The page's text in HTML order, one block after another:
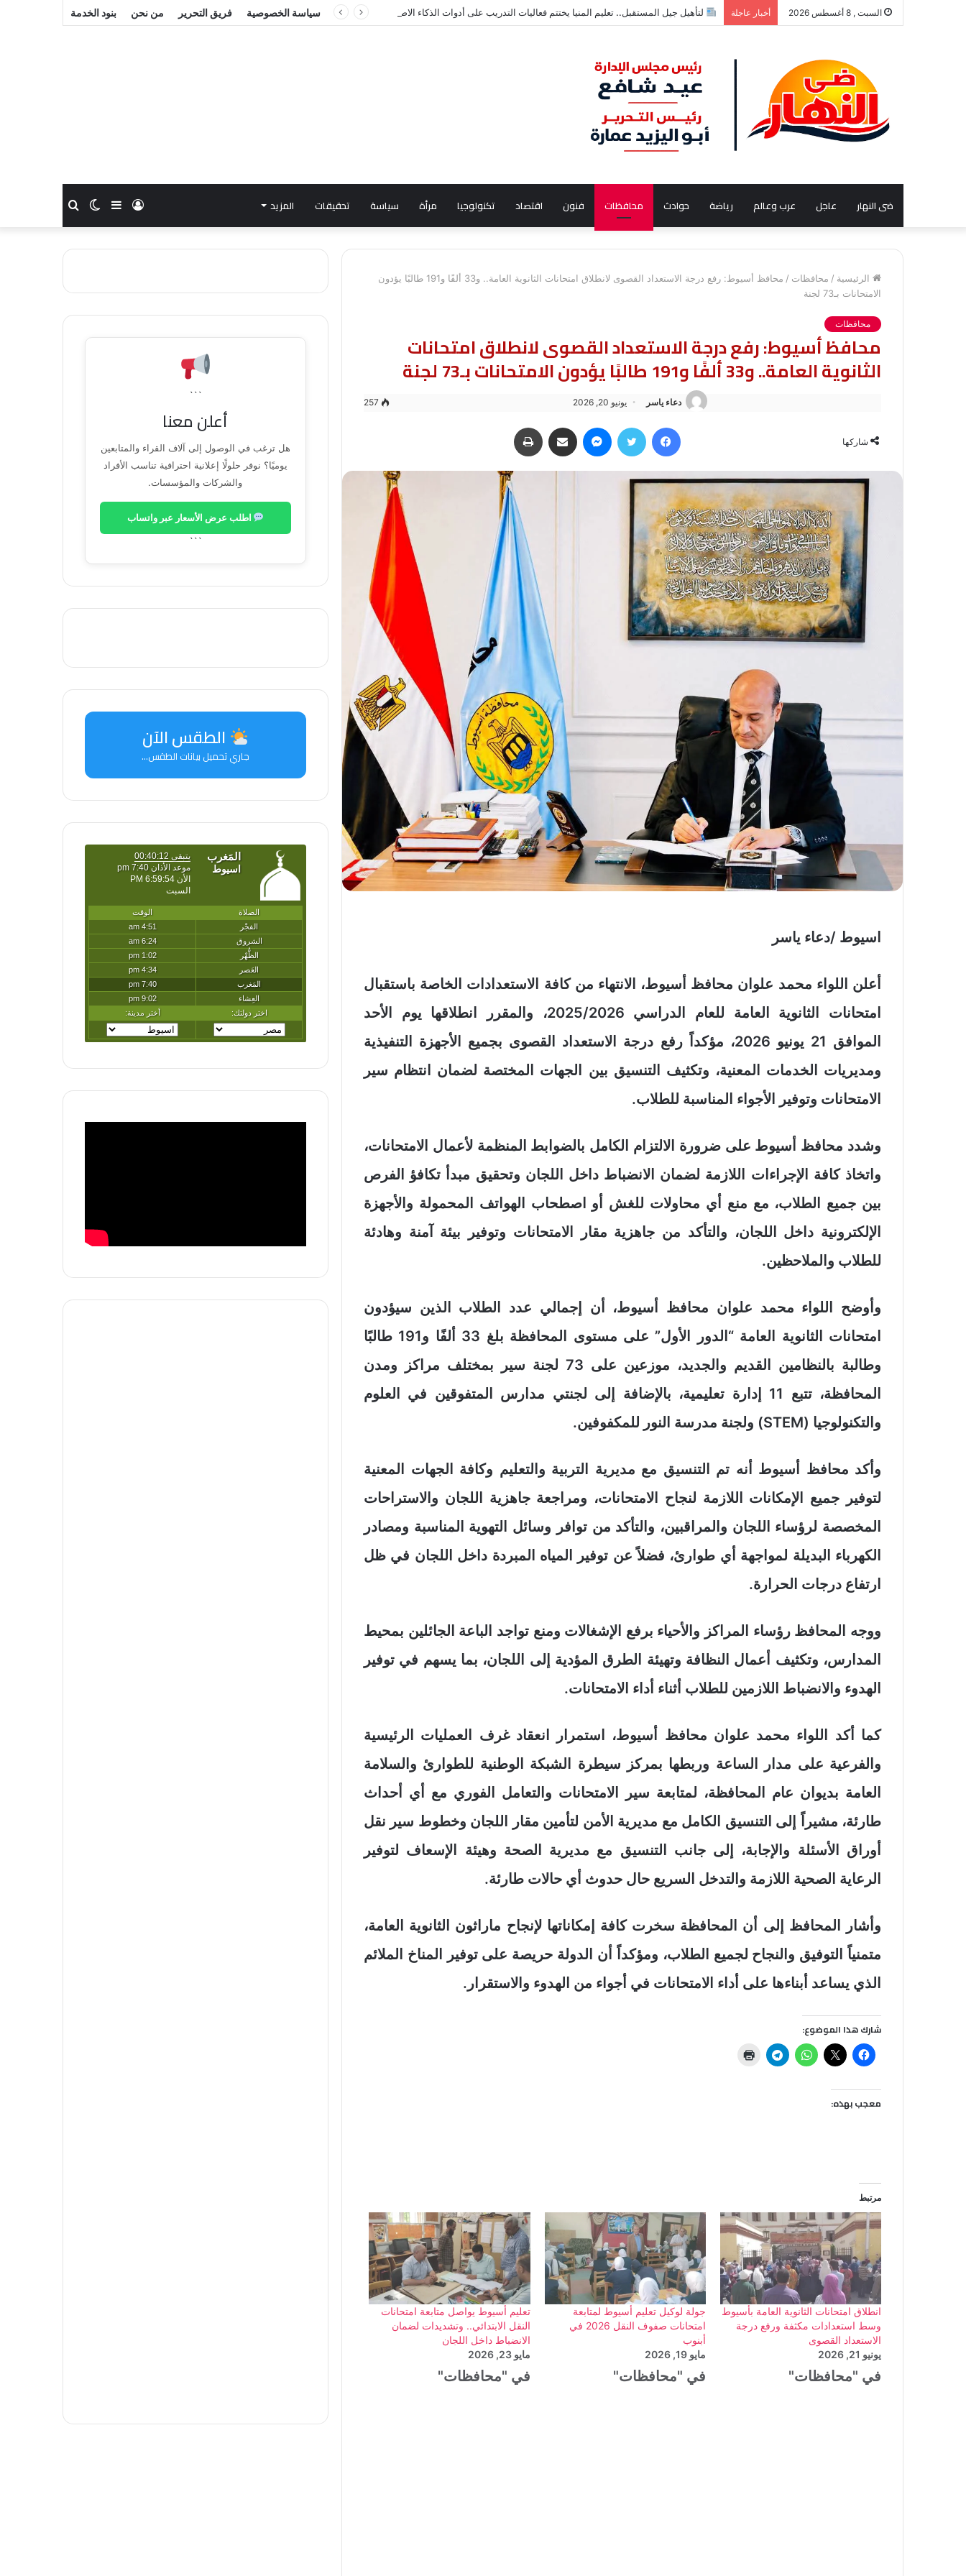
السبت , 8 أغسطس 2026 أخبار عاجلة لتأهيل جيل المستقبل.. تعليم المنيا يختتم فعاليات التدريب على أدوات الذكاء الاصطناعي لطلاب الإعدادية سياسة الخصوصية فريق التحرير من نحن بنود الخدمة
ضى النهار عاجل عرب وعالم رياضة حوادث محافظات فنون اقتصاد تكنولوجيا مرأة سياسة تحقيقات المزيد بحثالوضع
المظلم
إضافة
عمود
جانبي
تسجيل
الدخول
الرئيسية / محافظات /
محافظ أسيوط: رفع درجة الاستعداد القصوى لانطلاق امتحانات الثانوية العامة.. و33 ألفًا و191 طالبًا يؤدون
الامتحانات بـ73 لجنة
محافظات
محافظ أسيوط: رفع درجة الاستعداد القصوى لانطلاق امتحانات
الثانوية العامة.. و33 ألفًا و191 طالبًا يؤدون الامتحانات بـ73 لجنة
دعاء ياسر يونيو 20, 2026 257
شاركها
فيسبوك تويتر ماسنجر مشاركة عبر البريد
اسيوط /دعاء ياسر
أعلن اللواء محمد علوان محافظ أسيوط، الانتهاء من كافة الاستعدادات الخاصة باستقبال
امتحانات الثانوية العامة للعام الدراسي 2025/2026، والمقرر انطلاقها يوم الأحد
الموافق 21 يونيو 2026، مؤكداً رفع درجة الاستعداد القصوى بجميع الأجهزة التنفيذية
ومديريات الخدمات المعنية، وتكثيف التنسيق بين الجهات المختصة لضمان انتظام سير
الامتحانات وتوفير الأجواء المناسبة للطلاب.
وشدد محافظ أسيوط على ضرورة الالتزام الكامل بالضوابط المنظمة لأعمال الامتحانات،
واتخاذ كافة الإجراءات اللازمة لضمان الانضباط داخل اللجان وتحقيق مبدأ تكافؤ الفرص
بين جميع الطلاب، مع منع أي محاولات للغش أو اصطحاب الهواتف المحمولة والأجهزة
الإلكترونية داخل اللجان، والتأكد من جاهزية مقار الامتحانات وتوفير بيئة آمنة وهادئة
للطلاب والملاحظين.
وأوضح اللواء محمد علوان محافظ أسيوط، أن إجمالي عدد الطلاب الذين سيؤدون
امتحانات الثانوية العامة “الدور الأول” على مستوى المحافظة بلغ 33 ألفًا و191 طالبًا
وطالبة بالنظامين القديم والجديد، موزعين على 73 لجنة سير بمختلف مراكز ومدن
المحافظة، تتبع 11 إدارة تعليمية، بالإضافة إلى لجنتي مدارس المتفوقين في العلوم
والتكنولوجيا (STEM) ولجنة مدرسة النور للمكفوفين.
وأكد محافظ أسيوط أنه تم التنسيق مع مديرية التربية والتعليم وكافة الجهات المعنية
لتوفير جميع الإمكانات اللازمة لنجاح الامتحانات، ومراجعة جاهزية اللجان والاستراحات
المخصصة لرؤساء اللجان والمراقبين، والتأكد من توافر وسائل التهوية المناسبة ومصادر
الكهرباء البديلة لمواجهة أي طوارئ، فضلاً عن توفير المياه المبردة داخل اللجان في ظل
ارتفاع درجات الحرارة.
ووجه المحافظ رؤساء المراكز والأحياء برفع الإشغالات ومنع تواجد الباعة الجائلين بمحيط
المدارس، وتكثيف أعمال النظافة وتهيئة الطرق المؤدية إلى اللجان، بما يسهم في توفير
الهدوء والانضباط اللازمين للطلاب أثناء أداء الامتحانات.
كما أكد اللواء محمد علوان محافظ أسيوط، استمرار انعقاد غرف العمليات الرئيسية
والفرعية على مدار الساعة وربطها بمركز سيطرة الشبكة الوطنية للطوارئ والسلامة
العامة بديوان عام المحافظة، لمتابعة سير الامتحانات والتعامل الفوري مع أي أحداث
طارئة، مشيراً إلى التنسيق الكامل مع مديرية الأمن لتأمين مقار اللجان وخطوط سير نقل
أوراق الأسئلة والإجابة، إلى جانب التنسيق مع مديرية الصحة وهيئة الإسعاف لتوفير
الرعاية الصحية اللازمة والتدخل السريع حال حدوث أي حالات طارئة.
وأشار المحافظ إلى أن المحافظة سخرت كافة إمكاناتها لإنجاح ماراثون الثانوية العامة،
متمنياً التوفيق والنجاح لجميع الطلاب، ومؤكداً أن الدولة حريصة على توفير المناخ الملائم
الذي يساعد أبناءها على أداء الامتحانات في أجواء من الهدوء والاستقرار.
شارك هذا الموضوع:
معجب بهذه:
مرتبط
انطلاق امتحانات الثانوية العامة بأسيوط
وسط استعدادات مكثفة ورفع درجة
الاستعداد القصوى
يونيو 21, 2026
في "محافظات"
جولة لوكيل تعليم أسيوط لمتابعة
امتحانات صفوف النقل 2026 في
أبنوب
مايو 19, 2026
في "محافظات"
تعليم أسيوط يواصل متابعة امتحانات
النقل الابتدائي.. وتشديدات لضمان
الانضباط داخل اللجان
مايو 23, 2026
في "محافظات"
```
أعلن معنا
هل ترغب في الوصول إلى آلاف القراء والمتابعين
يوميًا؟ نوفر حلولًا إعلانية احترافية تناسب الأفراد
والشركات والمؤسسات.
اطلب عرض الأسعار عبر واتساب
```
الطقس الآن
جاري تحميل بيانات الطقس...